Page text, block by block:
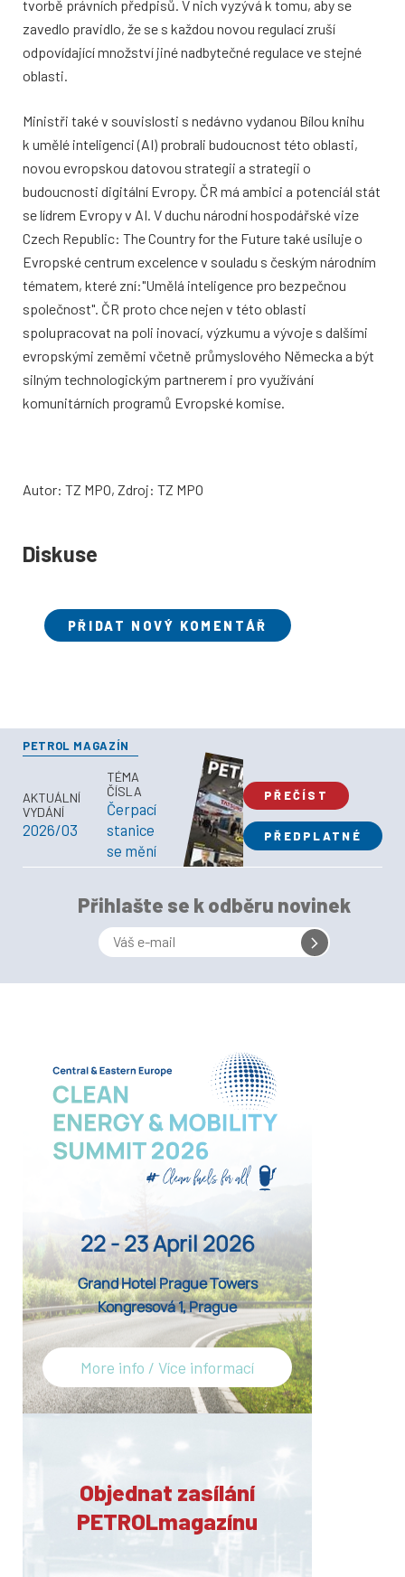
tvorbě právních předpisů. V nich vyzývá k tomu, aby se
zavedlo pravidlo, že se s každou novou regulací zruší
odpovídající množství jiné nadbytečné regulace ve stejné
oblasti.
Ministři také v souvislosti s nedávno vydanou Bílou knihu
k umělé inteligenci (AI) probrali budoucnost této oblasti,
novou evropskou datovou strategii a strategii o
budoucnosti digitální Evropy. ČR má ambici a potenciál stát
se lídrem Evropy v AI. V duchu národní hospodářské vize
Czech Republic: The Country for the Future také usiluje o
Evropské centrum excelence v souladu s českým národním
tématem, které zní:"Umělá inteligence pro bezpečnou
společnost". ČR proto chce nejen v této oblasti
spolupracovat na poli inovací, výzkumu a vývoje s dalšími
evropskými zeměmi včetně průmyslového Německa a být
silným technologickým partnerem i pro využívání
komunitárních programů Evropské komise.
Autor: TZ MPO, Zdroj: TZ MPO
Diskuse
PŘIDAT NOVÝ KOMENTÁŘ
PETROL MAGAZÍN
AKTUÁLNÍ
VYDÁNÍ
2026/03
TÉMA
ČÍSLA
Čerpací
stanice
se mění
PŘEČÍST
PŘEDPLATNÉ
Přihlašte se k odběru novinek
22 - 23 April 2026
Grand Hotel Prague Towers
Kongresová 1, Prague
More info / Více informací
Objednat zasílání
PETROLmagazínu